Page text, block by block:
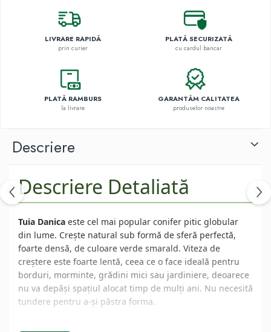
LIVRARE RAPIDĂ
prin curier
PLATĂ SECURIZATĂ
cu cardul bancar
PLATĂ RAMBURS
la livrare
GARANTĂM CALITATEA
produselor noastre
Descriere
Descriere Detaliată
Tuia Danica este cel mai popular conifer pitic globular
din lume. Crește natural sub formă de sferă perfectă,
foarte densă, de culoare verde smarald. Viteza de
creștere este foarte lentă, ceea ce o face ideală pentru
borduri, morminte, grădini mici sau jardiniere, deoarece
nu va depăși spațiul alocat timp de mulți ani. Nu necesită
tundere pentru a-și păstra forma.